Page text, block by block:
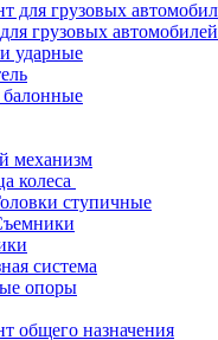
грузовых автомобилей
ударные
механизм
колеса
ступичные
система
опоры